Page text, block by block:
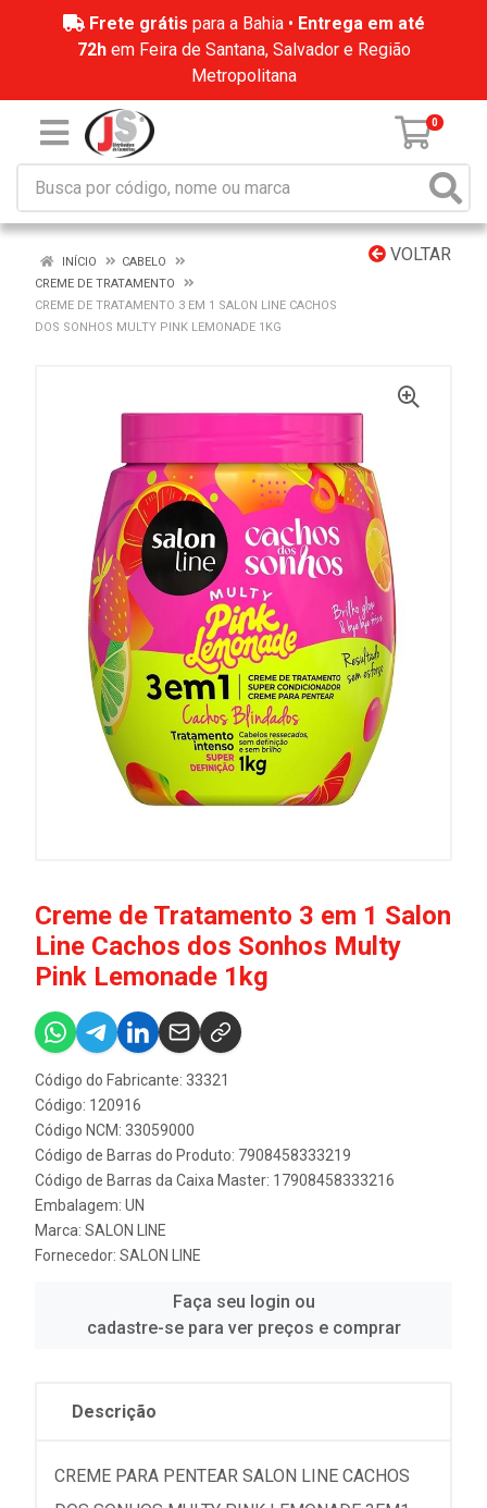
Frete grátis para a Bahia • Entrega em até
72hem Feira de Santana, Salvador e Região
Metropolitana
0
VOLTAR
INÍCIO
CABELO
CREME DE TRATAMENTO
CREME DE TRATAMENTO 3 EM 1 SALON LINE CACHOS
DOS SONHOS MULTY PINK LEMONADE 1KG
Creme de Tratamento 3 em 1 Salon
Line Cachos dos Sonhos Multy
Pink Lemonade 1kg
Código do Fabricante: 33321
Código: 120916
Código NCM: 33059000
Código de Barras do Produto: 7908458333219
Código de Barras da Caixa Master: 17908458333216
Embalagem: UN
Marca: SALON LINE
Fornecedor: SALON LINE
Faça seu login ou
cadastre-se para ver preços e comprar
Descrição
CREME PARA PENTEAR SALON LINE CACHOS